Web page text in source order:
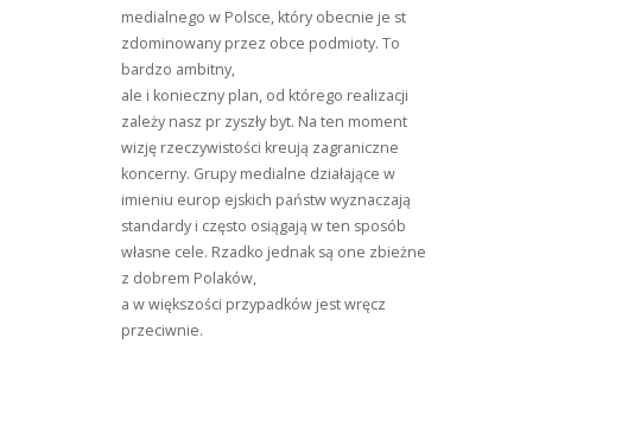
medialnego w Polsce, który obecnie je st
zdominowany przez obce podmioty. To
bardzo ambitny,
ale i konieczny plan, od którego realizacji
zależy nasz pr zyszły byt. Na ten moment
wizję rzeczywistości kreują zagraniczne
koncerny. Grupy medialne działające w
imieniu europ ejskich państw wyznaczają
standardy i często osiągają w ten sposób
własne cele. Rzadko jednak są one zbieżne
z dobrem Polaków,
a w większości przypadków jest wręcz
przeciwnie.